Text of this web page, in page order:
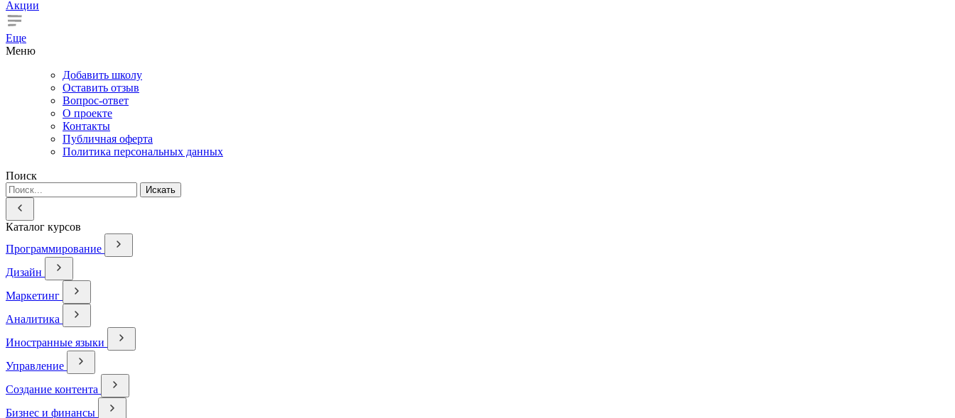
Акции
Еще
Меню
Добавить школу
Оставить отзыв
Вопрос-ответ
О проекте
Контакты
Публичная оферта
Политика персональных данных
Поиск
Искать
Каталог курсов
Программирование
Дизайн
Маркетинг
Аналитика
Иностранные языки
Управление
Создание контента
Бизнес и финансы